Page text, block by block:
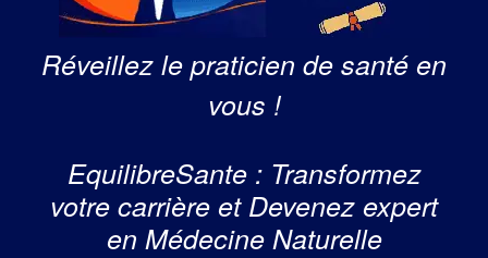
Réveillez le praticien de santé en
vous !
EquilibreSante : Transformez
votre carrière et Devenez expert
en Médecine Naturelle